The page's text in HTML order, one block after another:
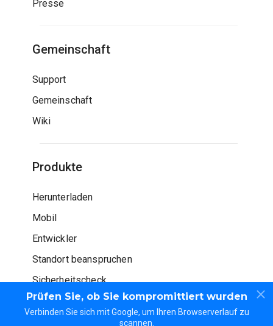
Prüfen Sie, ob Sie kompromittiert wurden
Verbinden Sie sich mit Google, um Ihren Browserverlauf zu
scannen.
Presse
Gemeinschaft
Support
Gemeinschaft
Wiki
Produkte
Herunterladen
Mobil
Entwickler
Standort beanspruchen
Sicherheitscheck